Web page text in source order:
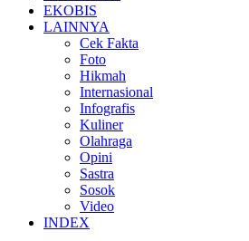
EKOBIS
LAINNYA
Cek Fakta
Foto
Hikmah
Internasional
Infografis
Kuliner
Olahraga
Opini
Sastra
Sosok
Video
INDEX